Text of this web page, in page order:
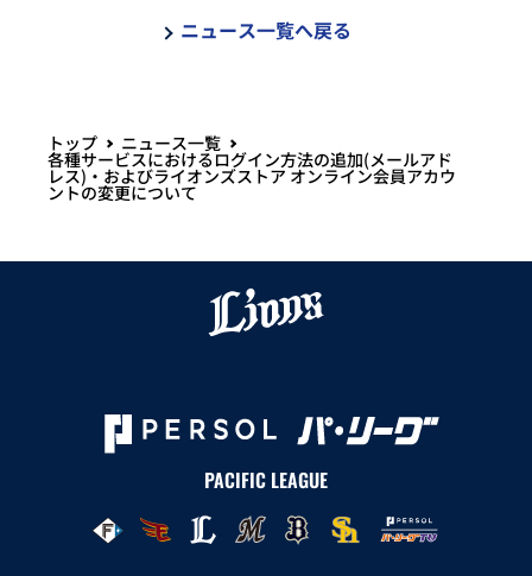
ニュース一覧へ戻る
トップ ニュース一覧
各種サービスにおけるログイン方法の追加(メールアド
レス)・およびライオンズストア オンライン会員アカウ
ントの変更について
PACIFIC LEAGUE